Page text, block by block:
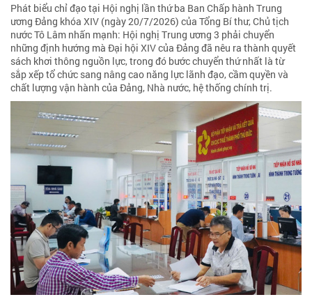
Phát biểu chỉ đạo tại Hội nghị lần thứ ba Ban Chấp hành Trung
ương Đảng khóa XIV (ngày 20/7/2026) của Tổng Bí thư, Chủ tịch
nước Tô Lâm nhấn mạnh: Hội nghị Trung ương 3 phải chuyển
những định hướng mà Đại hội XIV của Đảng đã nêu ra thành quyết
sách khơi thông nguồn lực, trong đó bước chuyển thứ nhất là từ
sắp xếp tổ chức sang nâng cao năng lực lãnh đạo, cầm quyền và
chất lượng vận hành của Đảng, Nhà nước, hệ thống chính trị.